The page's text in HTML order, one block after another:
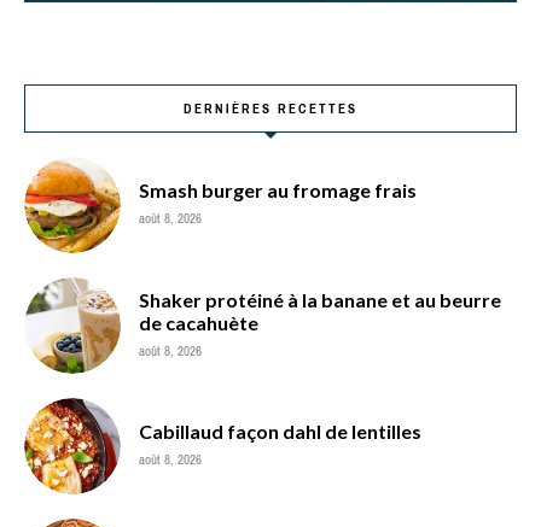
DERNIÈRES RECETTES
Smash burger au fromage frais
août 8, 2026
Shaker protéiné à la banane et au beurre
de cacahuète
août 8, 2026
Cabillaud façon dahl de lentilles
août 8, 2026